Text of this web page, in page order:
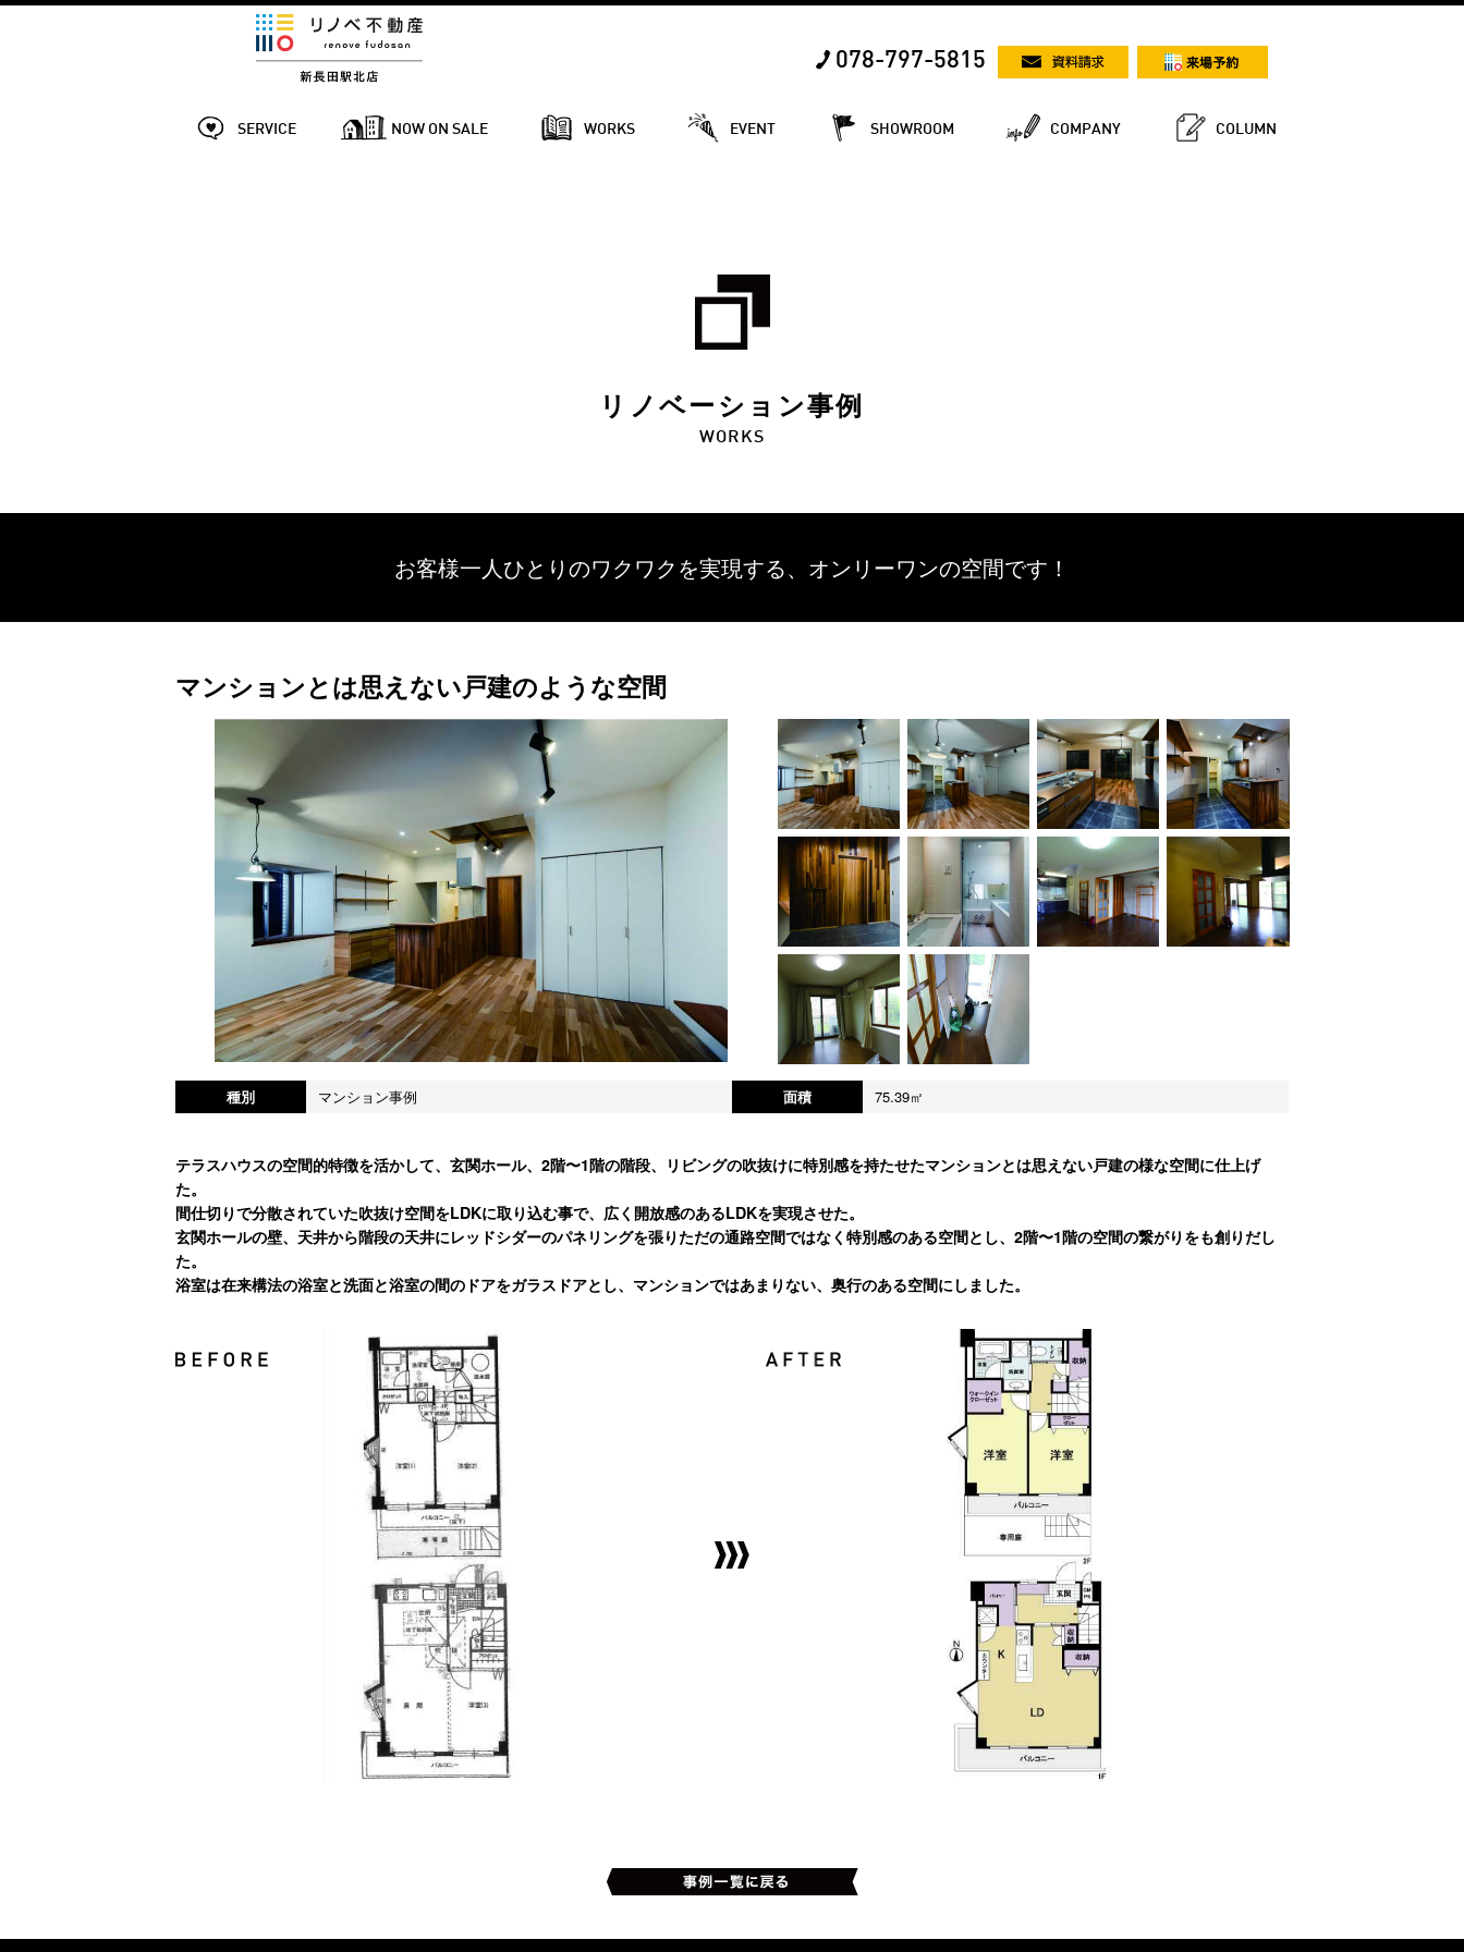
078-797-5815
SERVICE NOW ON SALE WORKS EVENT SHOWROOM COMPANY COLUMN
リノベーション事例
WORKS
お客様一人ひとりのワクワクを実現する、 オンリーワンの空間です！
マンションとは思えない戸建のような空間
種別 マンション事例 面積 75.39㎡
テラスハウスの空間的特徴を活かして、玄関ホール、2階〜1階の階段、リビングの吹抜けに特別感を持たせたマンションとは思えない戸建の様な空間に仕上げ
た。
間仕切りで分散されていた吹抜け空間をLDKに取り込む事で、広く開放感のあるLDKを実現させた。
玄関ホールの壁、天井から階段の天井にレッドシダーのパネリングを張りただの通路空間ではなく特別感のある空間とし、2階〜1階の空間の繋がりをも創りだし
た。
浴室は在来構法の浴室と洗面と浴室の間のドアをガラスドアとし、マンションではあまりない、奥行のある空間にしました。